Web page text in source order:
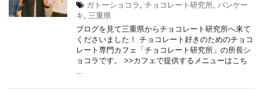
ガトーショコラ , チョコレート研究所, パンケー
キ, 三重県
ブログを見て三重県からチョコレート研究所へ来て
くださいました！ チョコレート好きのためのチョコ
レート専門カフェ「チョコレート研究所」の所長シ
ョコラです。 >>カフェで提供するメニューはこち
...